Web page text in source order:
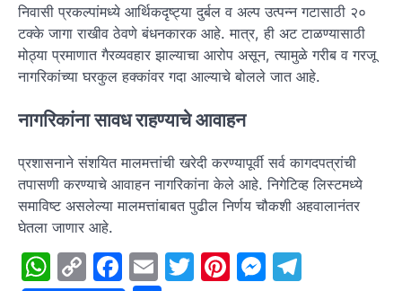
निवासी प्रकल्पांमध्ये आर्थिकदृष्ट्या दुर्बल व अल्प उत्पन्न गटासाठी २०
टक्के जागा राखीव ठेवणे बंधनकारक आहे. मात्र, ही अट टाळण्यासाठी
मोठ्या प्रमाणात गैरव्यवहार झाल्याचा आरोप असून, त्यामुळे गरीब व गरजू
नागरिकांच्या घरकुल हक्कांवर गदा आल्याचे बोलले जात आहे.
नागरिकांना सावध राहण्याचे आवाहन
प्रशासनाने संशयित मालमत्तांची खरेदी करण्यापूर्वी सर्व कागदपत्रांची
तपासणी करण्याचे आवाहन नागरिकांना केले आहे. निगेटिव्ह लिस्टमध्ये
समाविष्ट असलेल्या मालमत्तांबाबत पुढील निर्णय चौकशी अहवालानंतर
घेतला जाणार आहे.
WhatsApp
CopyFacebook
EmailTwitter
Pinterest